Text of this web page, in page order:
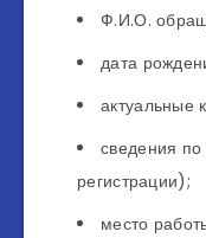
Ф.И.О.
дата
актуальные
сведения
регистрации);
место